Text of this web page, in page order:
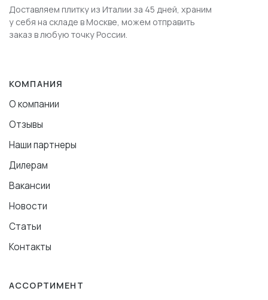
Доставляем плитку из Италии за 45 дней, храним
у себя на складе в Москве, можем отправить
заказ в любую точку России.
КОМПАНИЯ
О компании
Отзывы
Наши партнеры
Дилерам
Вакансии
Новости
Статьи
Контакты
АССОРТИМЕНТ